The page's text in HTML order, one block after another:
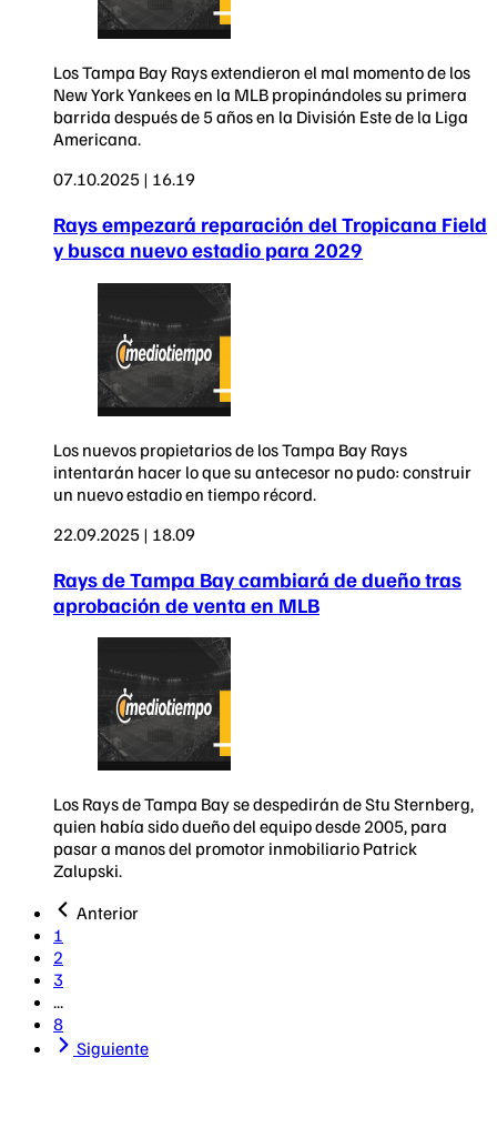
Los Tampa Bay Rays extendieron el mal momento de los
New York Yankees en la MLB propinándoles su primera
barrida después de 5 años en la División Este de la Liga
Americana.
07.10.2025 | 16.19
Rays empezará reparación del Tropicana Field
y busca nuevo estadio para 2029
Los nuevos propietarios de los Tampa Bay Rays
intentarán hacer lo que su antecesor no pudo: construir
un nuevo estadio en tiempo récord.
22.09.2025 | 18.09
Rays de Tampa Bay cambiará de dueño tras
aprobación de venta en MLB
Los Rays de Tampa Bay se despedirán de Stu Sternberg,
quien había sido dueño del equipo desde 2005, para
pasar a manos del promotor inmobiliario Patrick
Zalupski.
Anterior
1
2
3
...
8
Siguiente